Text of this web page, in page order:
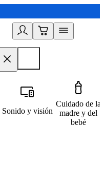
Sonido y visión
Cuidado de la
madre y del
bebé